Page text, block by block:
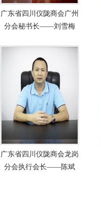
广东省四川仪陇商会广州
分会秘书长——刘雪梅
广东省四川仪陇商会龙岗
分会执行会长——陈斌